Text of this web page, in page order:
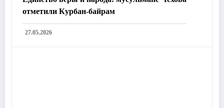
отметили Курбан-байрам
27.05.2026